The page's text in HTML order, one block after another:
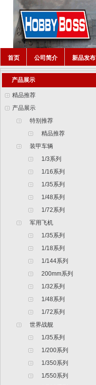
首页 公司简介 新品发布
产品展示
精品推荐
产品展示
特别推荐
精品推荐
装甲车辆
1/3系列
1/16系列
1/35系列
1/48系列
1/72系列
军用飞机
1/35系列
1/18系列
1/144系列
200mm系列
1/32系列
1/48系列
1/72系列
世界战舰
1/35系列
1/200系列
1/350系列
1/550系列